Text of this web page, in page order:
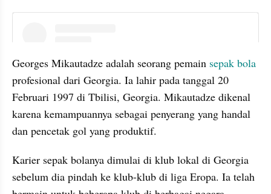
Georges Mikautadze adalah seorang pemain sepak bola
profesional dari Georgia. Ia lahir pada tanggal 20
Februari 1997 di Tbilisi, Georgia. Mikautadze dikenal
karena kemampuannya sebagai penyerang yang handal
dan pencetak gol yang produktif.
Karier sepak bolanya dimulai di klub lokal di Georgia
sebelum dia pindah ke klub-klub di liga Eropa. Ia telah